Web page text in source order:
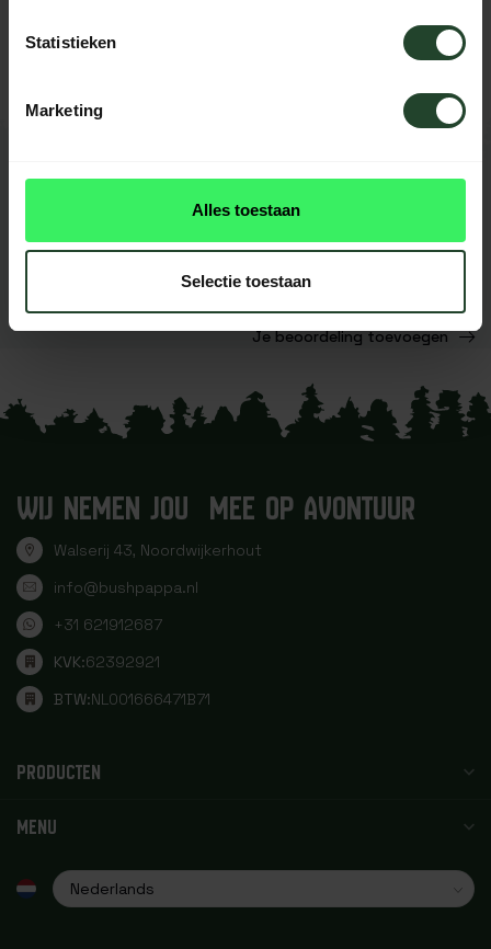
Statistieken
Marketing
Alles toestaan
Selectie toestaan
Berkenhout
REVIEWS
Dit product heeft nog geen
Je beoordeling toevoegen
WIJ NEMEN JOU MEE OP AVONTUUR
Walserij 43, Noordwijkerhout
info@bushpappa.nl
+31 621912687
KVK:62392921
BTW:NL001666471B71
PRODUCTEN
MENU